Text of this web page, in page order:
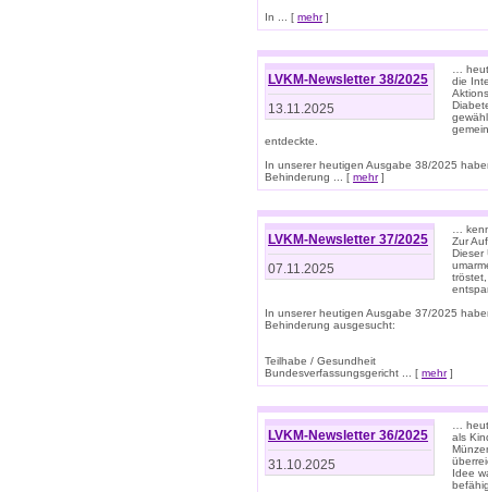
In ... [ mehr]
LVKM-Newsletter 38/2025
13.11.2025
…
die
entdeckte.
In unserer heutigen Ausgabe 38/2025
Behinderung ... [ mehr]
LVKM-Newsletter 37/2025
07.11.2025
…
Zur
Dieser
In unserer heutigen Ausgabe 37/2025
Behinderung ausgesucht:
Teilhabe / Gesundheit
Bundesverfassungsgericht ... [ mehr]
LVKM-Newsletter 36/2025
31.10.2025
…
als
Idee